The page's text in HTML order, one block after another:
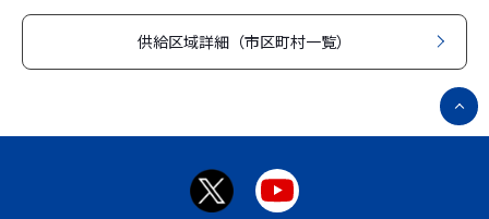
供給区域詳細（市区町村一覧）
ペ
ー